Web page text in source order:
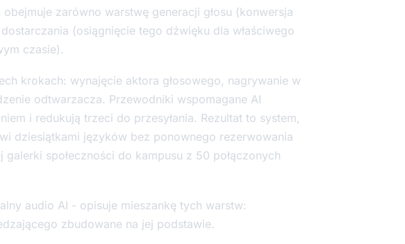
zarówno warstwę generacji głosu (konwersja
(osiągnięcie tego dźwięku dla właściwego
czasie).
krokach: wynajęcie aktora głosowego, nagrywanie w
odtwarzacza. Przewodniki wspomagane AI
i redukują trzeci do przesyłania. Rezultat to system,
dziesiątkami języków bez ponownego rezerwowania
społeczności do kampusu z 50 połączonych
audio AI - opisuje mieszankę tych warstw:
zbudowane na jej podstawie.